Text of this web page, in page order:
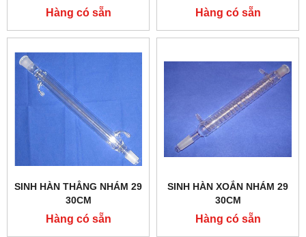
Hàng có sẵn Hàng có sẵn
SINH HÀN THẲNG NHÁM 29
30CM
Hàng có sẵn
SINH HÀN XOẮN NHÁM 29
30CM
Hàng có sẵn